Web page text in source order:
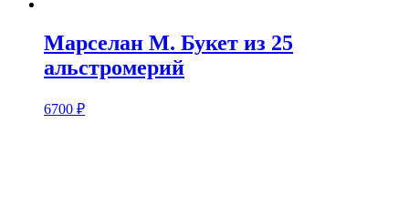
Марселан M. Букет из 25
альстромерий
6700 ₽